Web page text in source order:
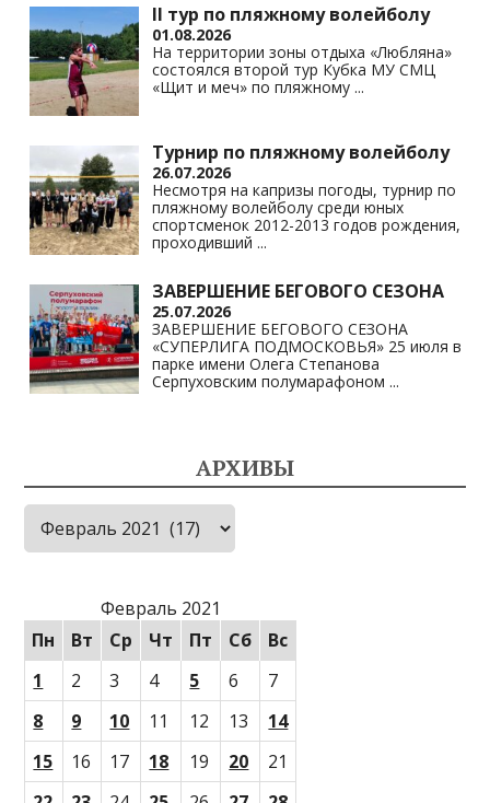
II тур по пляжному волейболу
01.08.2026
На территории зоны отдыха «Любляна»
состоялся второй тур Кубка МУ СМЦ
«Щит и меч» по пляжному ...
Турнир по пляжному волейболу
26.07.2026
Несмотря на капризы погоды, турнир по
пляжному волейболу среди юных
спортсменок 2012-2013 годов рождения,
проходивший ...
ЗАВЕРШЕНИЕ БЕГОВОГО СЕЗОНА
25.07.2026
ЗАВЕРШЕНИЕ БЕГОВОГО СЕЗОНА
«СУПЕРЛИГА ПОДМОСКОВЬЯ» 25 июля в
парке имени Олега Степанова
Серпуховским полумарафоном ...
АРХИВЫ
Архивы
Февраль 2021
Пн
Вт Ср Чт Пт Сб
Вс
1
2 3 4 5 6
7
8
9 10 11 12 13
14
15
16 17 18 19 20
21